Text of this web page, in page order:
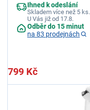
Ihned k odeslání
Skladem více než 5 ks.
U Vás již od 17.8.
Odběr do 15 minut
na 83 prodejnách
799 Kč